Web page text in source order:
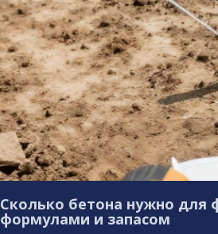
Сколько бетона нужно для
формулами и запасом